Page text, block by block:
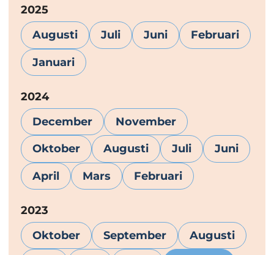
År:
2025
Augusti
Juli Juni Februari
Januari
År:
2024
December
November
Oktober Augusti Juli Juni
April Mars Februari
År:
2023
Oktober
September Augusti